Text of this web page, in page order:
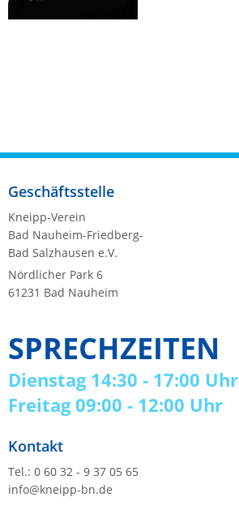
Geschäftsstelle
Kneipp-Verein
Bad Nauheim-Friedberg-
Bad Salzhausen e.V.
Nördlicher Park 6
61231 Bad Nauheim
SPRECHZEITEN
Dienstag 14:30 - 17:00 Uhr
Freitag 09:00 - 12:00 Uhr
Kontakt
Tel.: 0 60 32 - 9 37 05 65
info@kneipp-bn.de